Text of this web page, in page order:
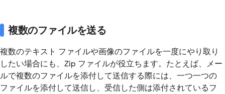
複数のファイルを送る
複数のテキスト ファイルや画像のファイルを一度にやり取り
したい場合にも、Zip ファイルが役立ちます。たとえば、メー
ルで複数のファイルを添付して送信する際には、一つ一つの
ファイルを添付して送信し、受信した側は添付されているフ